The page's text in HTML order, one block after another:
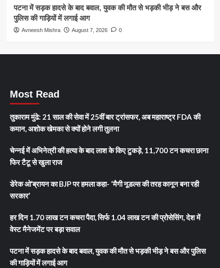
पटना में सड़क हादसे के बाद बवाल, युवक की मौत से भड़की भीड़ ने बस और
पुलिस की गाड़ियों में लगाई आग
Avneesh Mishra August 7, 2026 0
Most Read
तुकाराम मुंढे: 21 साल की सेवा में 25वीं बार ट्रांसफर, अब महाराष्ट्र FDA की
कमान, अशोक खेमका से क्यों होने लगी तुलना
चेन्नई में अभिनेत्री की हत्या के बाद लाश के किए टुकड़े, 11,700 टन कचरा छाना
फिर टैटू से खुला राज
डेरेक ओ’ब्रायन का BJP पर हमला कहा- ‘मैगी नूडल्स की तरह कानून बना रही
सरकार’
हर दिन 1.70 लाख टन कचरा पैदा, सिर्फ 1.04 लाख टन की प्रोसेसिंग, देश में
वेस्ट मैनेजमेंट पर बड़ा सवाल
पटना में सड़क हादसे के बाद बवाल, युवक की मौत से भड़की भीड़ ने बस और पुलिस
की गाड़ियों में लगाई आग